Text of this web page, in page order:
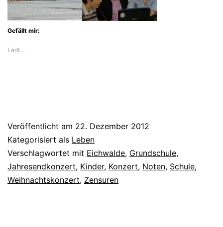
Gefällt mir:
Lädt…
Veröffentlicht am 22. Dezember 2012
Kategorisiert als Leben
Verschlagwortet mit Eichwalde, Grundschule,
Jahresendkonzert, Kinder, Konzert, Noten, Schule,
Weihnachtskonzert, Zensuren